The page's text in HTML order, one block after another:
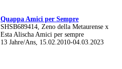
Quappa Amici per Sempre
SHSB689414, Zeno della Metaurense x
Esta Alischa Amici per sempre
13 Jahre/Ans, 15.02.2010-04.03.2023